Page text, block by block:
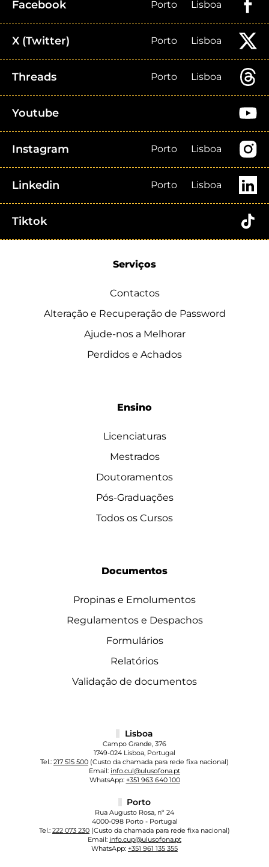
Facebook Porto Lisboa
X (Twitter) Porto Lisboa
Threads Porto Lisboa
Youtube
Instagram Porto Lisboa
Linkedin Porto Lisboa
Tiktok
Serviços
Contactos
Alteração e Recuperação de Password
Ajude-nos a Melhorar
Perdidos e Achados
Ensino
Licenciaturas
Mestrados
Doutoramentos
Pós-Graduações
Todos os Cursos
Documentos
Propinas e Emolumentos
Regulamentos e Despachos
Formulários
Relatórios
Validação de documentos
Lisboa
Campo Grande, 376
1749-024 Lisboa, Portugal
Tel.: 217 515 500 (Custo da chamada para rede fixa nacional)
Email: info.cul@ulusofona.pt
WhatsApp: +351 963 640 100
Porto
Rua Augusto Rosa, nº 24
4000-098 Porto - Portugal
Tel.: 222 073 230 (Custo da chamada para rede fixa nacional)
Email: info.cup@ulusofona.pt
WhatsApp: +351 961 135 355